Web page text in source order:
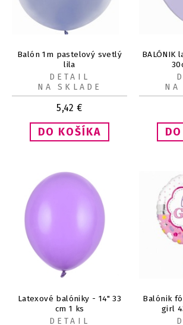
Balón 1m pastelový svetlý
lila
5,42 €
DETAIL
NA SKLADE
BALÓNIK
NA
Latexové balóniky - 14" 33
cm 1 ks
DETAIL
Balónik
girl